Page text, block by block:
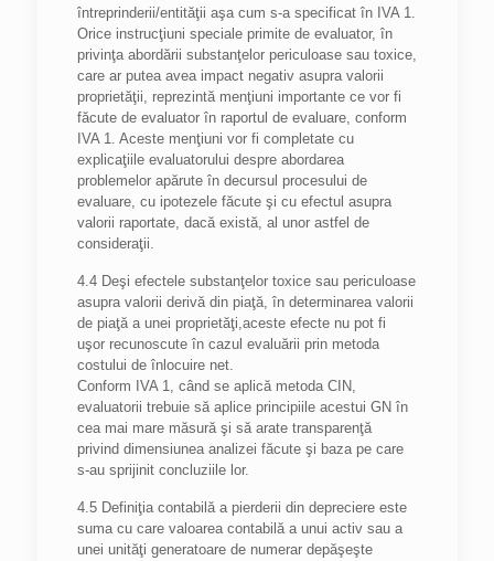
întreprinderii/entităţii aşa cum s-a specificat în IVA 1.
Orice instrucţiuni speciale primite de evaluator, în
privinţa abordării substanţelor periculoase sau toxice,
care ar putea avea impact negativ asupra valorii
proprietăţii, reprezintă menţiuni importante ce vor fi
făcute de evaluator în raportul de evaluare, conform
IVA 1. Aceste menţiuni vor fi completate cu
explicaţiile evaluatorului despre abordarea
problemelor apărute în decursul procesului de
evaluare, cu ipotezele făcute şi cu efectul asupra
valorii raportate, dacă există, al unor astfel de
consideraţii.
4.4 Deşi efectele substanţelor toxice sau periculoase
asupra valorii derivă din piaţă, în determinarea valorii
de piaţă a unei proprietăţi,aceste efecte nu pot fi
uşor recunoscute în cazul evaluării prin metoda
costului de înlocuire net.
Conform IVA 1, când se aplică metoda CIN,
evaluatorii trebuie să aplice principiile acestui GN în
cea mai mare măsură şi să arate transparenţă
privind dimensiunea analizei făcute şi baza pe care
s-au sprijinit concluziile lor.
4.5 Definiţia contabilă a pierderii din depreciere este
suma cu care valoarea contabilă a unui activ sau a
unei unităţi generatoare de numerar depăşeşte